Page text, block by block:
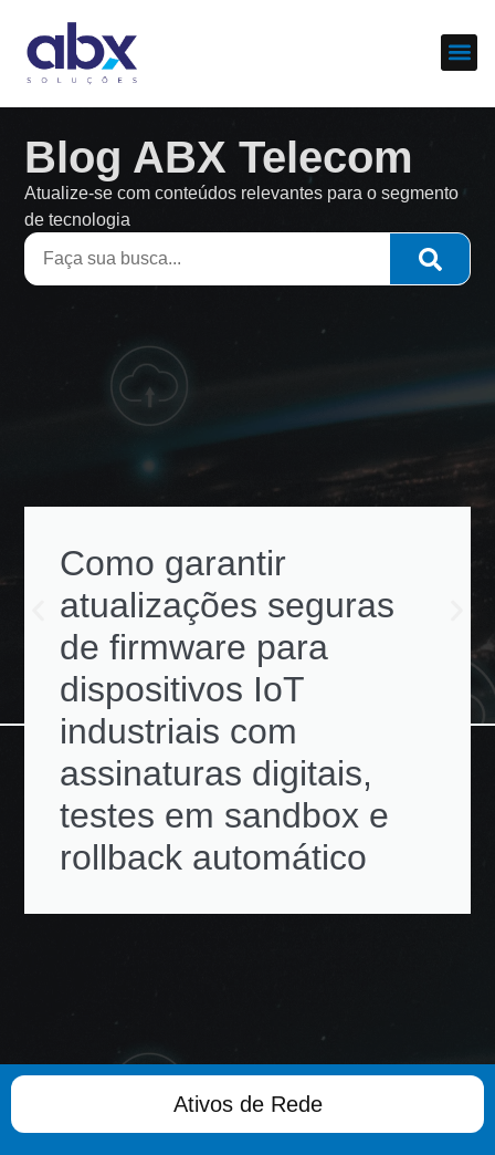
Blog ABX Telecom
Atualize-se com conteúdos relevantes para o segmento
de tecnologia
Como garantir
atualizações seguras
de firmware para
dispositivos IoT
industriais com
assinaturas digitais,
testes em sandbox e
rollback automático
Ativos de Rede